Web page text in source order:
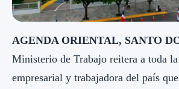
AGENDA ORIENTAL, SANTO
Ministerio de Trabajo reitera a toda
empresarial y trabajadora del país